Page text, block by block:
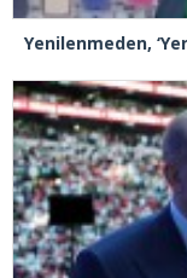
Yenilenmeden,